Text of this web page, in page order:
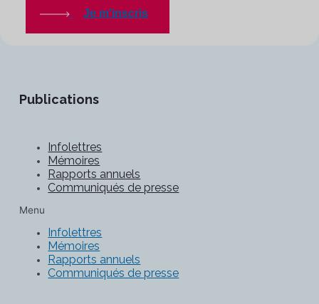
Je m'inscris
Publications
Infolettres
Mémoires
Rapports annuels
Communiqués de presse
Menu
Infolettres
Mémoires
Rapports annuels
Communiqués de presse